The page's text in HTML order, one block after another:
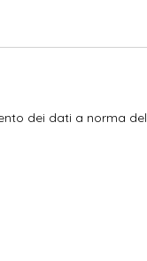
dei dati a norma del